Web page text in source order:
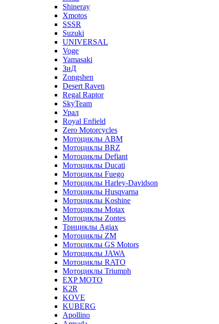
Shineray
Xmotos
SSSR
Suzuki
UNIVERSAL
Voge
Yamasaki
ЗиД
Zongshen
Desert Raven
Regal Raptor
SkyTeam
Урал
Royal Enfield
Zero Motorcycles
Мотоциклы ABM
Мотоциклы BRZ
Мотоциклы Defiant
Мотоциклы Ducati
Мотоциклы Fuego
Мотоциклы Harley-Davidson
Мотоциклы Husqvarna
Мотоциклы Koshine
Мотоциклы Motax
Мотоциклы Zontes
Трициклы Agiax
Мотоциклы ZM
Мотоциклы GS Motors
Мотоциклы JAWA
Мотоциклы RATO
Мотоциклы Triumph
EXP MOTO
K2R
KOVE
KUBERG
Apollino